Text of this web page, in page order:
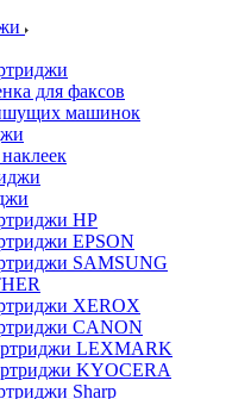
для факсов
машинок
HP
EPSON
SAMSUNG
XEROX
CANON
LEXMARK
KYOCERA
Sharp